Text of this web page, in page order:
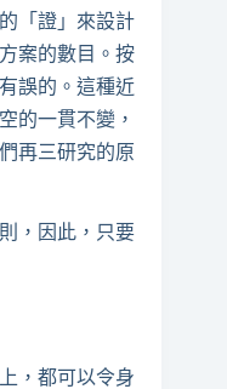
「證」來設計
案的數目。按
誤的。這種近
的一貫不變，
再三研究的原
，因此，只要
，都可以令身